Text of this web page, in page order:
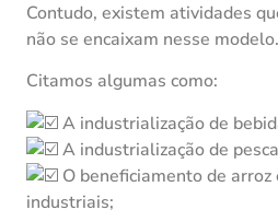
Contudo, existem atividades
não se encaixam nesse modelo.
Citamos algumas como:
A industrialização de
A industrialização de
O beneficiamento de arroz
industriais;